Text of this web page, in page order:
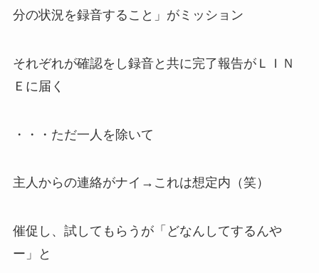
分の状況を録音すること」がミッション
それぞれが確認をし録音と共に完了報告がＬＩＮ
Ｅに届く
・・・ただ一人を除いて
主人からの連絡がナイ→これは想定内（笑）
催促し、試してもらうが「どなんしてするんや
ー」と